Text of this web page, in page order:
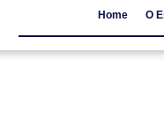
Home O